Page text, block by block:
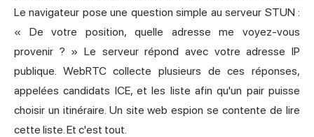
Le navigateur pose une question simple au serveur STUN :
« De votre position, quelle adresse me voyez-vous
provenir ? » Le serveur répond avec votre adresse IP
publique. WebRTC collecte plusieurs de ces réponses,
appelées candidats ICE, et les liste afin qu'un pair puisse
choisir un itinéraire. Un site web espion se contente de lire
cette liste. Et c'est tout.